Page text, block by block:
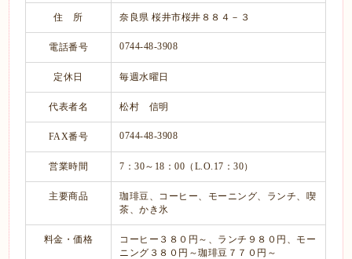
住 所 奈良県 桜井市桜井８８４－３
電話番号 0744-48-3908
定休日 毎週水曜日
代表者名 松村 信明
FAX番号 0744-48-3908
営業時間 7：30～18：00（L.O.17：30）
主要商品
珈琲豆、コーヒー、モーニング、ランチ、喫
茶、かき氷
料金・価格
コーヒー３８０円～、ランチ９８０円、モー
ニング３８０円～珈琲豆７７０円～